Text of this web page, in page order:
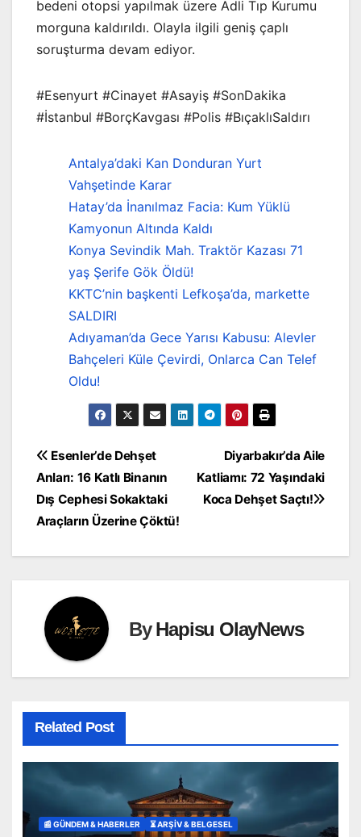
bedeni otopsi yapılmak üzere Adli Tıp Kurumu
morguna kaldırıldı. Olayla ilgili geniş çaplı
soruşturma devam ediyor.
#Esenyurt #Cinayet #Asayiş #SonDakika
#İstanbul #BorçKavgası #Polis #BıçaklıSaldırı
Antalya’daki Kan Donduran Yurt
Vahşetinde Karar
Hatay’da İnanılmaz Facia: Kum Yüklü
Kamyonun Altında Kaldı
Konya Sevindik Mah. Traktör Kazası 71
yaş Şerife Gök Öldü!
KKTC’nin başkenti Lefkoşa’da, markette
SALDIRI
Adıyaman’da Gece Yarısı Kabusu: Alevler
Bahçeleri Küle Çevirdi, Onlarca Can Telef
Oldu!
Yazı
gezinmesi
Diyarbakır’da Aile
Katliamı: 72 Yaşındaki
Koca Dehşet Saçtı!
Esenler’de Dehşet
Anları: 16 Katlı Binanın
Dış Cephesi Sokaktaki
Araçların Üzerine Çöktü!
ByHapisu OlayNews
Related Post
📰 GÜNDEM & HABERLER ⏳ ARŞİV & BELGESEL